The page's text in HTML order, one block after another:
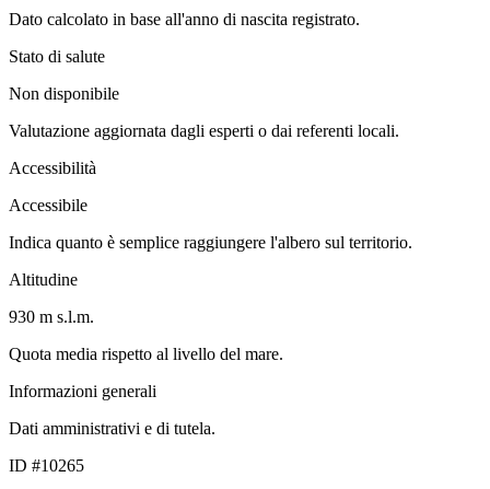
Dato calcolato in base all'anno di nascita registrato.
Stato di salute
Non disponibile
Valutazione aggiornata dagli esperti o dai referenti locali.
Accessibilità
Accessibile
Indica quanto è semplice raggiungere l'albero sul territorio.
Altitudine
930 m s.l.m.
Quota media rispetto al livello del mare.
Informazioni generali
Dati amministrativi e di tutela.
ID #10265